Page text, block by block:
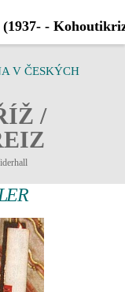
V ČESKÝCH
/
-